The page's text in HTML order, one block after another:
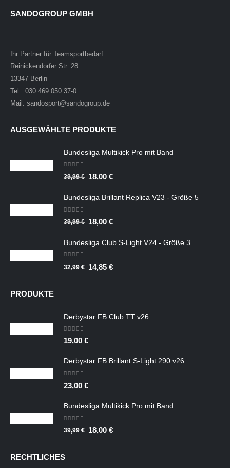
SANDOGROUP GMBH
Ihr Partner für Teamsportbedarf
Reinickendorfer Str. 28
13347 Berlin
Tel.: 030 469 050 37-0
Mail: sandosport@sandogroup.de
AUSGEWÄHLTE PRODUKTE
Bundesliga Multikick Pro mit Band
0out of 5
39,99€ Ursprünglicher
war:
18,00 €Aktueller
ist:
Bundesliga Brillant Replica V23 - Größe 5
out of 5
39,99€ Ursprünglicher
war:
18,00 €Aktueller
ist:
Bundesliga Club S-Light V24 - Größe 3
out of 5
32,99€ Ursprünglicher
14,85 €Aktueller
PRODUKTE
Derbystar FB Club TT v26
0 out of 5
19,00 €
Derbystar FB Brillant S-Light 290 v26
0out of 5
23,00 €
Bundesliga Multikick Pro mit Band
out of 5
39,99€ Ursprünglicher
18,00 €Aktueller
RECHTLICHES